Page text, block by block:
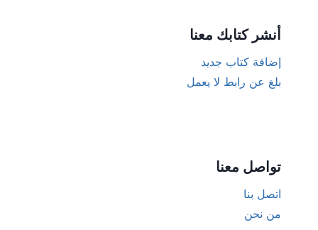
أنشر كتابك معنا
إضافة كتاب جديد
بلغ عن رابط لا يعمل
تواصل معنا
اتصل بنا
من نحن